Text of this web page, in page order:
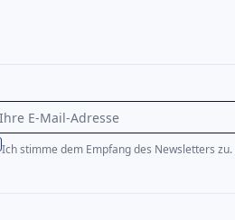
Ich stimme dem Empfang des Newsletters zu.